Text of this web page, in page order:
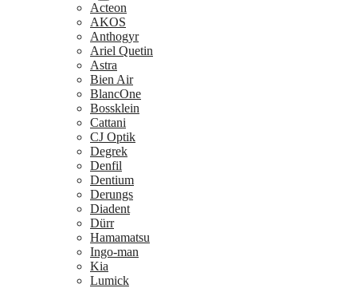
Acteon
AKOS
Anthogyr
Ariel Quetin
Astra
Bien Air
BlancOne
Bossklein
Cattani
CJ Optik
Degrek
Denfil
Dentium
Derungs
Diadent
Dürr
Hamamatsu
Ingo-man
Kia
Lumick